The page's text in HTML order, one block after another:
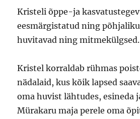
Kristeli õppe-ja
eesmärgistatud ning
huvitavad ning mitmekülgsed.
Kristel korraldab rühmas
nädalaid, kus kõik lapsed
oma huvist lähtudes, esineda
Mürakaru maja perele oma